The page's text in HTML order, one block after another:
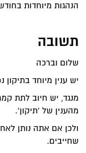
הנהגות מיוחדות
תשובה
שלום וברכה
יש ענין מיוחד בתיקון
מנגד, יש חיוב לתת
מהענין של 'תיקון'.
ולכן אם אתה נותן
שחייבים.